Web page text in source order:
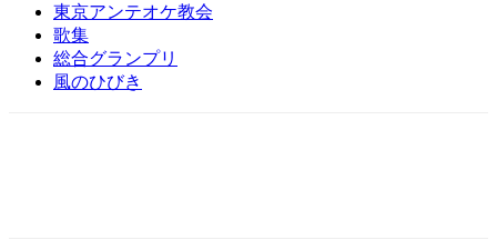
東京アンテオケ教会
歌集
総合グランプリ
風のひびき